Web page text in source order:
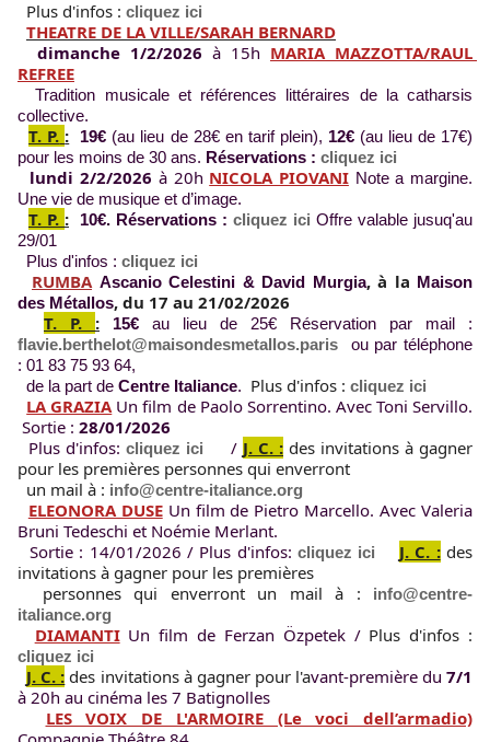
Plus d'infos : cliquez ici
THEATRE DE LA VILLE/SARAH BERNARD
dimanche 1/2/2026 à 15h MARIA MAZZOTTA/RAUL
REFREE
Tradition musicale et références littéraires de la catharsis
collective.
T. P. : 19€ (au lieu de 28€ en tarif plein), 12€ (au lieu de 17€)
pour les moins de 30 ans. Réservations : cliquez ici
lundi 2/2/2026 à 20h ​ NICOLA PIOVANI Note a margine.
Une vie de musique et d’image.
T. P. : 10€. Réservations : cliquez ici Offre valable jusuq'au
29/01
Plus d'infos : cliquez ici
RUMBA Ascanio Celestini & David Murgia, à la Maison
des Métallos, du 17 au 21/02/2026
T. P.
: 15€
flavie.berthelot@maisondesmetallos.paris
  ou par téléphone
: 01 83 75 93 64,
  de la part de
Centre Italiance. Plus d'infos : cliquez ici
LA GRAZIA Un film de Paolo Sorrentino. Avec Toni Servillo.
Sortie : 28/01/2026
  Plus d'infos:
cliquez ici / J. C. : des invitations à gagner
pour les premières personnes qui enverront
  un mail à :
info@centre-italiance.org
ELEONORA DUSE Un film de Pietro Marcello. Avec Valeria
Bruni Tedeschi et Noémie Merlant.
  Sortie : 14/01/2026 / Plus d'infos:
cliquez ici J. C. : des
invitations à gagner pour les premières
  personnes qui enverront un mail à :
info@centre-
italiance.org
DIAMANTI Un film de Ferzan Özpetek /
cliquez ici
J. C. : des invitations à gagner pour l'avant-première du 7/1
à 20h au cinéma les 7 Batignolles
LES VOIX DE L'ARMOIRE (Le voci dell’armadio)